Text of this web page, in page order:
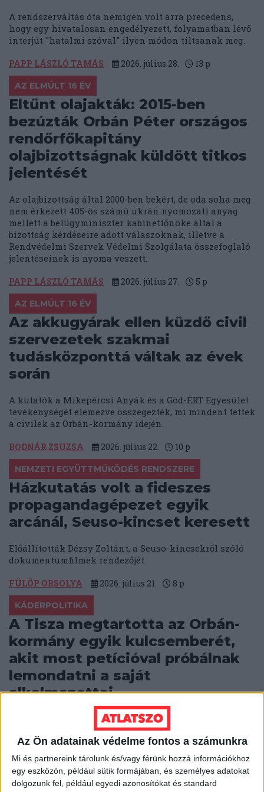
Az Ön adatainak védelme fontos a számunkra
Mi és partnereink tárolunk és/vagy férünk hozzá információkhoz
egy eszközön, például sütik formájában, és személyes adatokat
dolgozunk fel, például egyedi azonosítókat és standard
A rendszerváltás óta nemigen volt arra precedens,
hogy egy hivatalosan engedélyezett, folyamatban lévő
interjút "hatalmi szóval" ilyen módon tiltsanak meg.
PAPP LÁSZLÓ TAMÁS 2026. július 28. 13 p
AZ ELMÚLT 16 ÉV
Eltűnt olajakták: 2015-ben
bezúzták Orbán Péter országos
rendőrfőkapitány
olajbizottságnak küldött titkos
jelentését
Az olajbizottság által 2000-ben bekért, de oda soha meg
nem érkezett 405-ös számú ukrán nyomozati anyag
mellett a belügyminiszter kabinetfőnöke által a
bizottság kérdéseire adott válaszoknak, illetve a
Rendvédelmi Szervek Védelmi Szolgálata összefoglaló
jelentéseinek is nyoma veszett.
PAPP LÁSZLÓ TAMÁS 2026. július 27. 5 p
AZ ELMÚLT 16 ÉV
Az akkugyárak ellen küzdő civil
szervezetek szakmai
tudásközponttá váltak az évek
során
A kutatók a Mikepércsi Anyák és a Göd-ÉRT Egyesület
tevékenységét elemezve összegezték, mi mindent tettek
a civilek az Orbán-kormány idején.
BODNÁR ZSUZSA 2026. július 22. 10 p
NEMZETI EGYÜTTMŰKÖDÉS RENDSZERE
Házkutatás volt a fideszes
propagandagépezet egyik
arcánál, Seuso-kincset keresett
Előállították Dézsy Zoltánt, a Seuso-kincsekről szóló
dokumentumfilmek rendezőjét.
FÜLÖP ORSOLYA 2026. július 21. 8 p
KÁDERPOLITIKA
A Tisza megtartotta az Orbán-
kormány egyik kulcsemberét,
akit most petícióval próbálnak
lemondatni a saját
alkalmazottai
A Tisza-kormány egyik első vitatott kinevezése lett az
Elios-ügyben is érintett veterán fideszes, Nemcsok
Dénes államtitkári kinevezése, ami ellen már kétezren
tiltakoznak.
SOLTI HANNA 2026. július 20.